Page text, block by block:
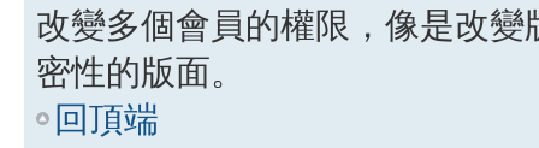
改變多個會員的權限，像是改
密性的版面。
回頂端